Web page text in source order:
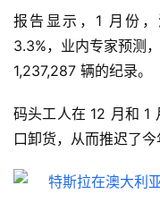
报告显示，1 月份
3.3%，业内专家预测
1,237,287 辆的纪录。
码头工人在 12 月和 1
口卸货，从而推迟了今